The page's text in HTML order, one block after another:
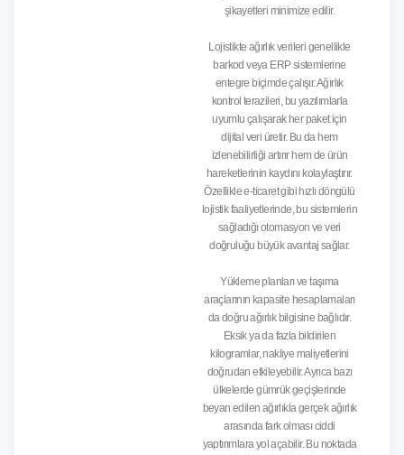
şikayetleri minimize edilir.
Lojistikte ağırlık verileri genellikle
barkod veya ERP sistemlerine
entegre biçimde çalışır. Ağırlık
kontrol terazileri, bu yazılımlarla
uyumlu çalışarak her paket için
dijital veri üretir. Bu da hem
izlenebilirliği artırır hem de ürün
hareketlerinin kaydını kolaylaştırır.
Özellikle e-ticaret gibi hızlı döngülü
lojistik faaliyetlerinde, bu sistemlerin
sağladığı otomasyon ve veri
doğruluğu büyük avantaj sağlar.
Yükleme planları ve taşıma
araçlarının kapasite hesaplamaları
da doğru ağırlık bilgisine bağlıdır.
Eksik ya da fazla bildirilen
kilogramlar, nakliye maliyetlerini
doğrudan etkileyebilir. Ayrıca bazı
ülkelerde gümrük geçişlerinde
beyan edilen ağırlıkla gerçek ağırlık
arasında fark olması ciddi
yaptırımlara yol açabilir. Bu noktada